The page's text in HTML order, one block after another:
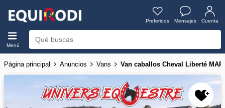
Preferidos Mensajes Cuenta
Menú
Página principal Anuncios Vans Van caballos Cheval Liberté